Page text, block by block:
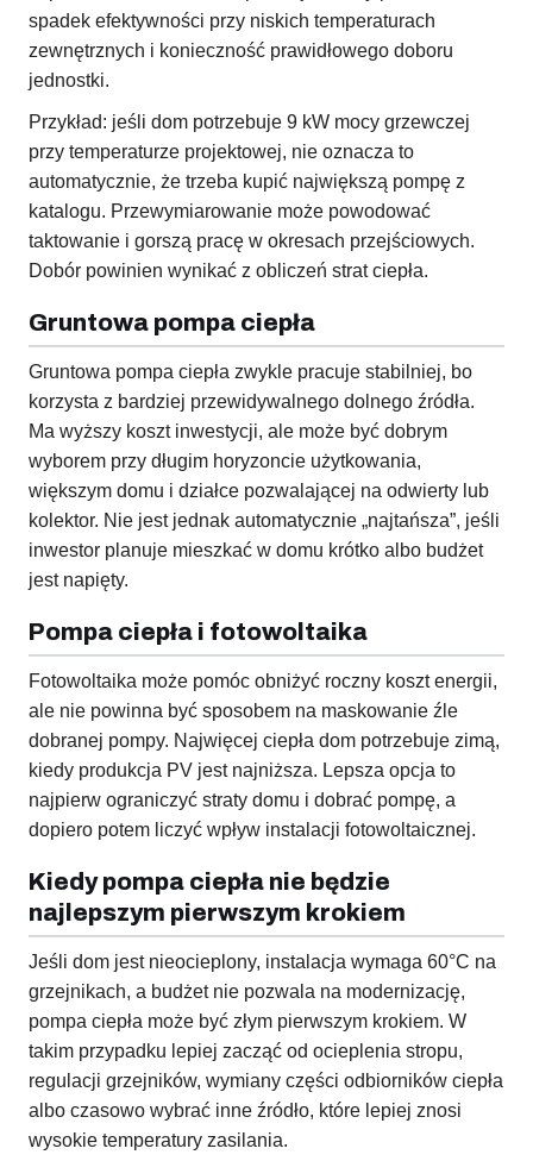
spadek efektywności przy niskich temperaturach
zewnętrznych i konieczność prawidłowego doboru
jednostki.
Przykład: jeśli dom potrzebuje 9 kW mocy grzewczej
przy temperaturze projektowej, nie oznacza to
automatycznie, że trzeba kupić największą pompę z
katalogu. Przewymiarowanie może powodować
taktowanie i gorszą pracę w okresach przejściowych.
Dobór powinien wynikać z obliczeń strat ciepła.
Gruntowa pompa ciepła
Gruntowa pompa ciepła zwykle pracuje stabilniej, bo
korzysta z bardziej przewidywalnego dolnego źródła.
Ma wyższy koszt inwestycji, ale może być dobrym
wyborem przy długim horyzoncie użytkowania,
większym domu i działce pozwalającej na odwierty lub
kolektor. Nie jest jednak automatycznie „najtańsza”, jeśli
inwestor planuje mieszkać w domu krótko albo budżet
jest napięty.
Pompa ciepła i fotowoltaika
Fotowoltaika może pomóc obniżyć roczny koszt energii,
ale nie powinna być sposobem na maskowanie źle
dobranej pompy. Najwięcej ciepła dom potrzebuje zimą,
kiedy produkcja PV jest najniższa. Lepsza opcja to
najpierw ograniczyć straty domu i dobrać pompę, a
dopiero potem liczyć wpływ instalacji fotowoltaicznej.
Kiedy pompa ciepła nie będzie
najlepszym pierwszym krokiem
Jeśli dom jest nieocieplony, instalacja wymaga 60°C na
grzejnikach, a budżet nie pozwala na modernizację,
pompa ciepła może być złym pierwszym krokiem. W
takim przypadku lepiej zacząć od ocieplenia stropu,
regulacji grzejników, wymiany części odbiorników ciepła
albo czasowo wybrać inne źródło, które lepiej znosi
wysokie temperatury zasilania.